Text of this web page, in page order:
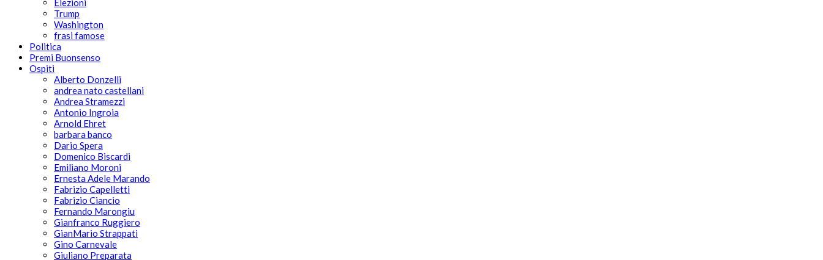
Elezioni
Trump
Washington
frasi famose
Politica
Premi Buonsenso
Ospiti
Alberto Donzelli
andrea nato castellani
Andrea Stramezzi
Antonio Ingroia
Arnold Ehret
barbara banco
Dario Spera
Domenico Biscardi
Emiliano Moroni
Ernesta Adele Marando
Fabrizio Capelletti
Fabrizio Ciancio
Fernando Marongiu
Gianfranco Ruggiero
GianMario Strappati
Gino Carnevale
Giuliano Preparata